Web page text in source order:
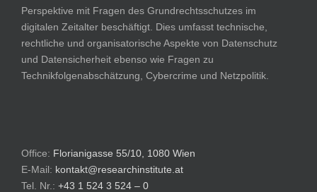
Perspektive mit Fragen des Grundrechtsschutzes im
digitalen Zeitalter beschäftigt. Dies umfasst technische,
rechtliche und organisatorische Aspekte von Datenschutz
und Datensicherheit ebenso wie Fragen zu
Technikfolgenabschätzung, Cybercrime und Netzpolitik.
Office: Florianigasse 55/10, 1080 Wien
E-Mail: kontakt@researchinstitute.at
Tel. Nr.: +43 1 524 3 524 – 0